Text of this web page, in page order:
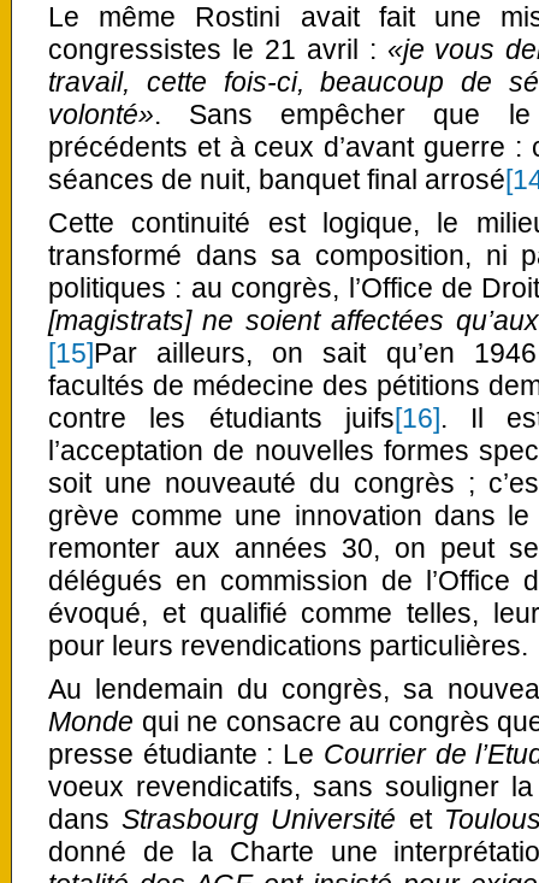
Le même Rostini avait fait une
congressistes le 21 avril : «je vous
travail, cette fois-ci, beaucoup de
volonté». Sans empêcher que le
précédents et à ceux d’avant guerre
séances de nuit, banquet final arrosé
Cette continuité est logique, le
transformé dans sa composition, ni
politiques : au congrès, l’Office de
[magistrats] ne soient affectées
[15]Par ailleurs, on sait qu’en
facultés de médecine des pétitions
contre les étudiants juifs[16]. Il
l’acceptation de nouvelles formes
soit une nouveauté du congrès ;
grève comme une innovation dans
remonter aux années 30, on peut
délégués en commission de l’Office
évoqué, et qualifié comme telles,
pour leurs revendications particulières.
Au lendemain du congrès, sa
Monde qui ne consacre au congrès
presse étudiante : Le Courrier de
voeux revendicatifs, sans souligner
dansStrasbourg Université et
donné de la Charte une